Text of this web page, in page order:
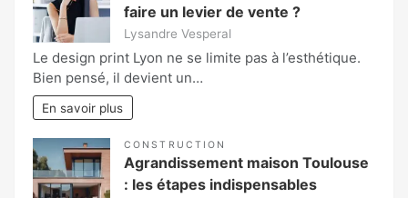
faire un levier de vente ?
Lysandre Vesperal
Le design print Lyon ne se limite pas à l’esthétique.
Bien pensé, il devient un…
En savoir plus
CONSTRUCTION
Agrandissement maison Toulouse
: les étapes indispensables